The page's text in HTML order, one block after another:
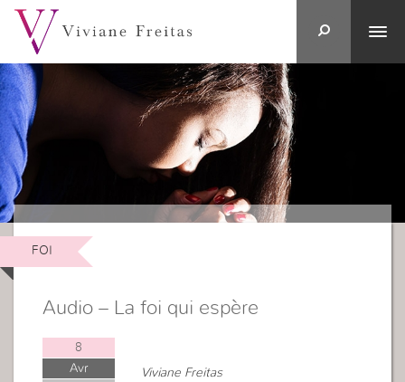
FOI
Audio – La foi qui espère
8
Avr
Viviane Freitas